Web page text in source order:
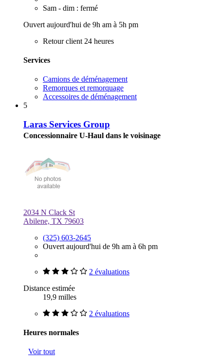
Sam - dim : fermé
Ouvert aujourd'hui de 9h am à 5h pm
Retour client 24 heures
Services
Camions de déménagement
Remorques et remorquage
Accessoires de déménagement
5
Laras Services Group
Concessionnaire U-Haul dans le voisinage
2034 N Clack St
Abilene, TX 79603
(325) 603-2645
Ouvert aujourd'hui de 9h am à 6h pm
2 évaluations
Distance estimée
19,9 milles
2 évaluations
Heures normales
Voir tout